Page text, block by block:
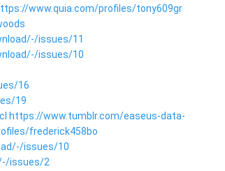
www.quia.com/profiles/tony609gr
issues/11
issues/10
16
19
https://www.tumblr.com/easeus-data-
frederick458bo
issues/10
issues/2